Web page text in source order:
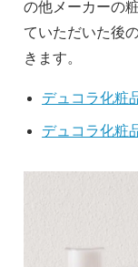
の他メーカーの
ていただいた後
きます。
デュコラ化粧
デュコラ化粧